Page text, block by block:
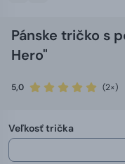
Pánske tričko s
Hero"
5,0 (2×)
Veľkosť trička